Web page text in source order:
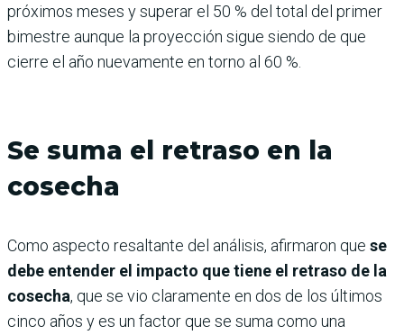
próximos meses y superar el 50 % del total del primer
bimestre aunque la proyección sigue siendo de que
cierre el año nuevamente en torno al 60 %.
Se suma el retraso en la
cosecha
Como aspecto resaltante del análisis, afirmaron que se
debe entender el impacto que tiene el retraso de la
cosecha, que se vio claramente en dos de los últimos
cinco años y es un factor que se suma como una